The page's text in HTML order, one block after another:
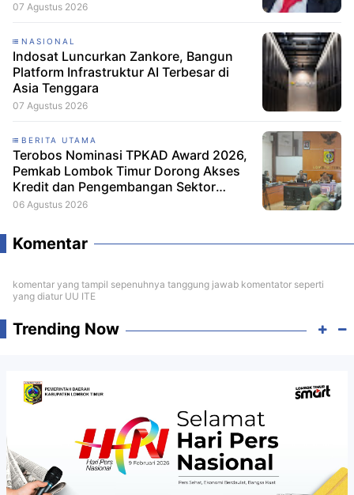
07 Agustus 2026
NASIONAL
Indosat Luncurkan Zankore, Bangun
Platform Infrastruktur AI Terbesar di
Asia Tenggara
07 Agustus 2026
BERITA UTAMA
Terobos Nominasi TPKAD Award 2026,
Pemkab Lombok Timur Dorong Akses
Kredit dan Pengembangan Sektor
Porang
06 Agustus 2026
Komentar
komentar yang tampil sepenuhnya tanggung jawab komentator seperti
yang diatur UU ITE
Trending Now